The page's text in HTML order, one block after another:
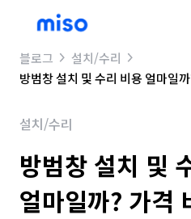
블로그
설치/수리
방범창 설치 및 수리 비용 얼마일
설치/수리
방범창 설치 및
얼마일까? 가격